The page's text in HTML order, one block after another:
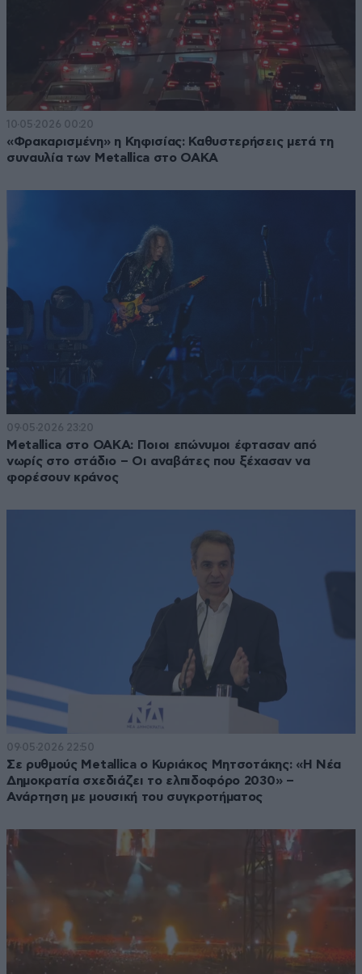
10·05·2026 00:20
«Φρακαρισμένη» η Κηφισίας: Καθυστερήσεις μετά τη
συναυλία των Metallica στο ΟΑΚΑ
09·05·2026 23:20
Metallica στο ΟΑΚΑ: Ποιοι επώνυμοι έφτασαν από
νωρίς στο στάδιο – Οι αναβάτες που ξέχασαν να
φορέσουν κράνος
09·05·2026 22:50
Σε ρυθμούς Metallica ο Κυριάκος Μητσοτάκης: «Η Νέα
Δημοκρατία σχεδιάζει το ελπιδοφόρο 2030» –
Ανάρτηση με μουσική του συγκροτήματος